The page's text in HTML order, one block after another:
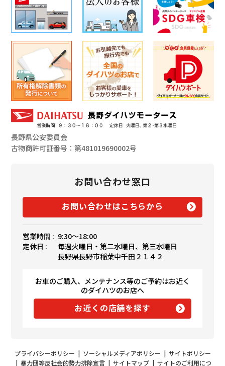
長野県公安委員会
古物商許可証番号：第481019690002号
お問い合わせ窓口
お問い合わせはこちらから
営業時間 : 9:30〜18:00
定休日 :
毎週火曜日・第二水曜日、第三水曜日
長野県長野市稲葉中千田２１４２
お車のご購入、メンテナンス等のご予約はお近く
のダイハツのお店へ
お近くの店舗を探す
プライバシーポリシー | ソーシャルメディアポリシー | サイトポリシー
| 暴力団等反社会的勢力排除宣言| サイトマップ| サイトのご利用につ